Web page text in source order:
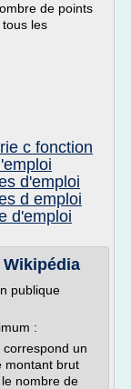
de points
les
c fonction
d'emploi
d emploi
d'emploi
publique
:
un
montant brut
nombre de